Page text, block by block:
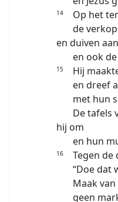
14
Op het
de
en duiven aan
en ook
15
Hij
en dreef
met hun
De tafels
hij om
en hun
16
Tegen de
“Doe dat
Maak
geen